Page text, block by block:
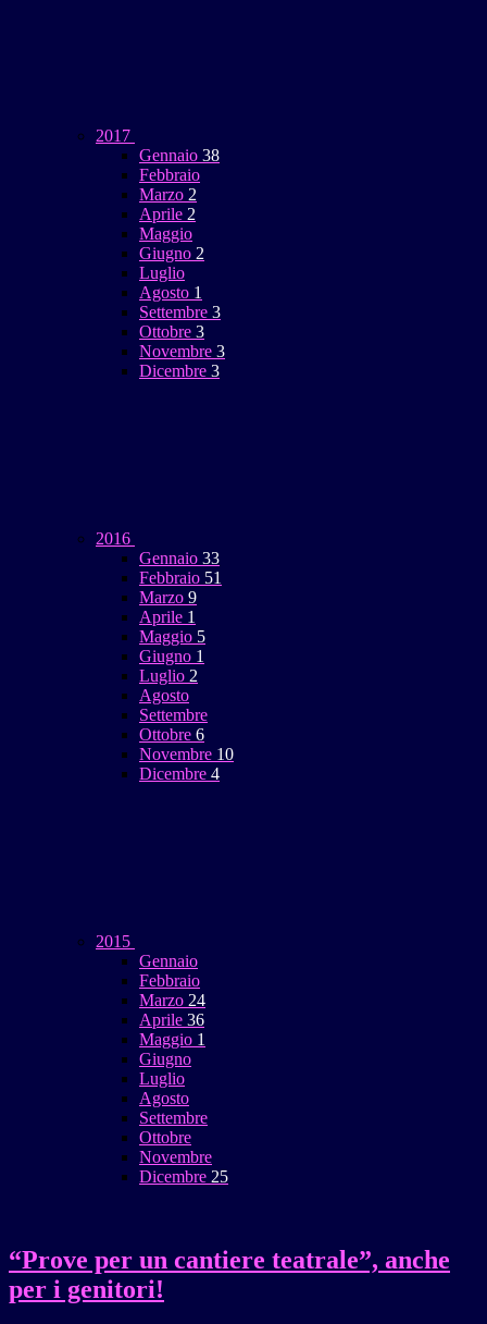
2017
Gennaio 38
Febbraio
Marzo 2
Aprile 2
Maggio
Giugno 2
Luglio
Agosto 1
Settembre 3
Ottobre 3
Novembre 3
Dicembre 3
2016
Gennaio 33
Febbraio 51
Marzo 9
Aprile 1
Maggio 5
Giugno 1
Luglio 2
Agosto
Settembre
Ottobre 6
Novembre 10
Dicembre 4
2015
Gennaio
Febbraio
Marzo 24
Aprile 36
Maggio 1
Giugno
Luglio
Agosto
Settembre
Ottobre
Novembre
Dicembre 25
“Prove per un cantiere teatrale”, anche
per i genitori!